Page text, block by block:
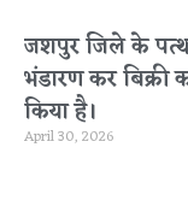
जशपुर जिले के
भंडारण कर बिक्री
किया है।
April 30, 2026